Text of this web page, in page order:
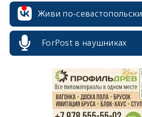
Живи по-севастопольски
ForPost в наушниках